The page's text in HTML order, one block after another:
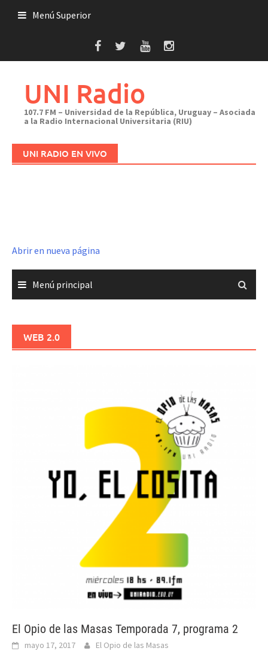
Menú Superior
UNI Radio
107.7 FM – Universidad de la República, Uruguay – Asociada
a la Radio Internacional Universitaria (RIU)
UNI RADIO EN VIVO
Abrir en nueva página
Menú principal
WEB 2.0
El Opio de las Masas Temporada 7, programa 2
mayo 17, 2017 El Opio de las Masas